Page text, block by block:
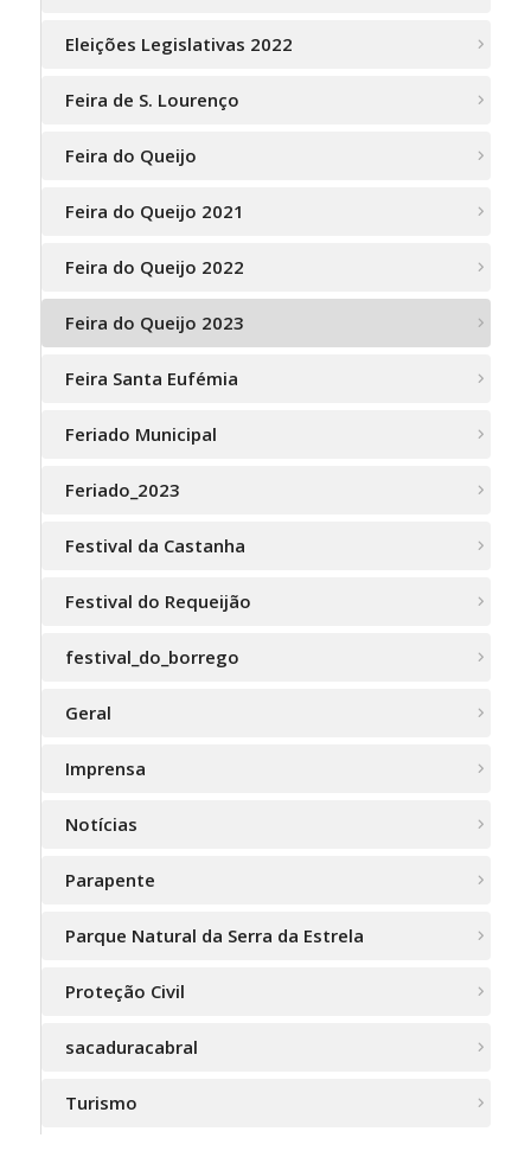
Eleições Legislativas 2022
Feira de S. Lourenço
Feira do Queijo
Feira do Queijo 2021
Feira do Queijo 2022
Feira do Queijo 2023
Feira Santa Eufémia
Feriado Municipal
Feriado_2023
Festival da Castanha
Festival do Requeijão
festival_do_borrego
Geral
Imprensa
Notícias
Parapente
Parque Natural da Serra da Estrela
Proteção Civil
sacaduracabral
Turismo